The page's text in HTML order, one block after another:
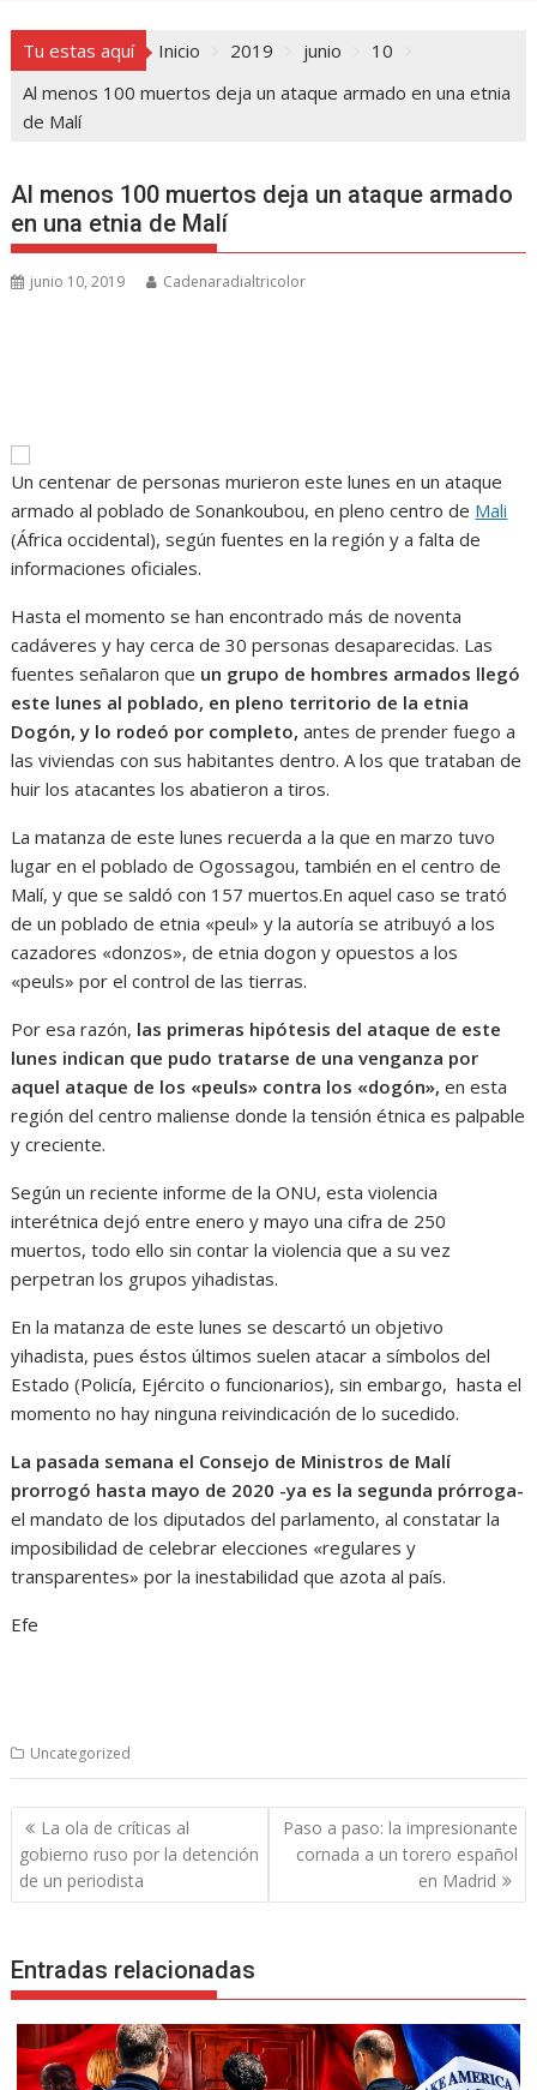
Tu estas aquí Inicio 2019 junio
10
Al menos 100 muertos deja un ataque armado en una etnia
de Malí
Al menos 100 muertos deja un ataque armado
en una etnia de Malí
junio 10, 2019 Cadenaradialtricolor
Un centenar de personas murieron este lunes en un ataque
armado al poblado de Sonankoubou, en pleno centro de Mali
(África occidental), según fuentes en la región y a falta de
informaciones oficiales.
Hasta el momento se han encontrado más de noventa
cadáveres y hay cerca de 30 personas desaparecidas. Las
fuentes señalaron que un grupo de hombres armados llegó
este lunes al poblado, en pleno territorio de la etnia
Dogón, y lo rodeó por completo, antes de prender fuego a
las viviendas con sus habitantes dentro. A los que trataban de
huir los atacantes los abatieron a tiros.
La matanza de este lunes recuerda a la que en marzo tuvo
lugar en el poblado de Ogossagou, también en el centro de
Malí, y que se saldó con 157 muertos.En aquel caso se trató
de un poblado de etnia «peul» y la autoría se atribuyó a los
cazadores «donzos», de etnia dogon y opuestos a los
«peuls» por el control de las tierras.
Por esa razón, las primeras hipótesis del ataque de este
lunes indican que pudo tratarse de una venganza por
aquel ataque de los «peuls» contra los «dogón», en esta
región del centro maliense donde la tensión étnica es palpable
y creciente.
Según un reciente informe de la ONU, esta violencia
interétnica dejó entre enero y mayo una cifra de 250
muertos, todo ello sin contar la violencia que a su vez
perpetran los grupos yihadistas.
En la matanza de este lunes se descartó un objetivo
yihadista, pues éstos últimos suelen atacar a símbolos del
Estado (Policía, Ejército o funcionarios), sin embargo, hasta el
momento no hay ninguna reivindicación de lo sucedido.
La pasada semana el Consejo de Ministros de Malí
prorrogó hasta mayo de 2020 -ya es la segunda prórroga-
el mandato de los diputados del parlamento, al constatar la
imposibilidad de celebrar elecciones «regulares y
transparentes» por la inestabilidad que azota al país.
Efe
Uncategorized
Navegación
de
entradas
La ola de críticas al
gobierno ruso por la detención
de un periodista
Paso a paso: la impresionante
cornada a un torero español
en Madrid
Entradas relacionadas